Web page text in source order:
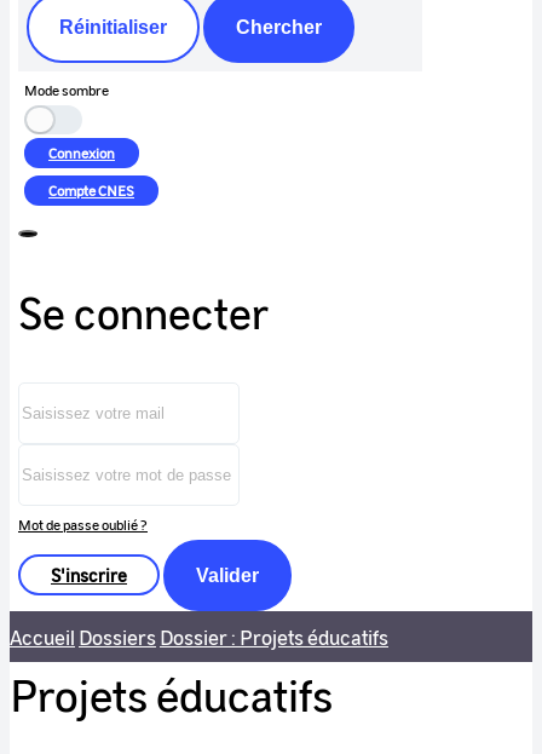
Réinitialiser Chercher
Mode sombre
Connexion
CompteCNES
Se connecter
Mot de passe oublié ?
S'inscrire Valider
Accueil DossiersDossier : Projets éducatifs
Projets éducatifs